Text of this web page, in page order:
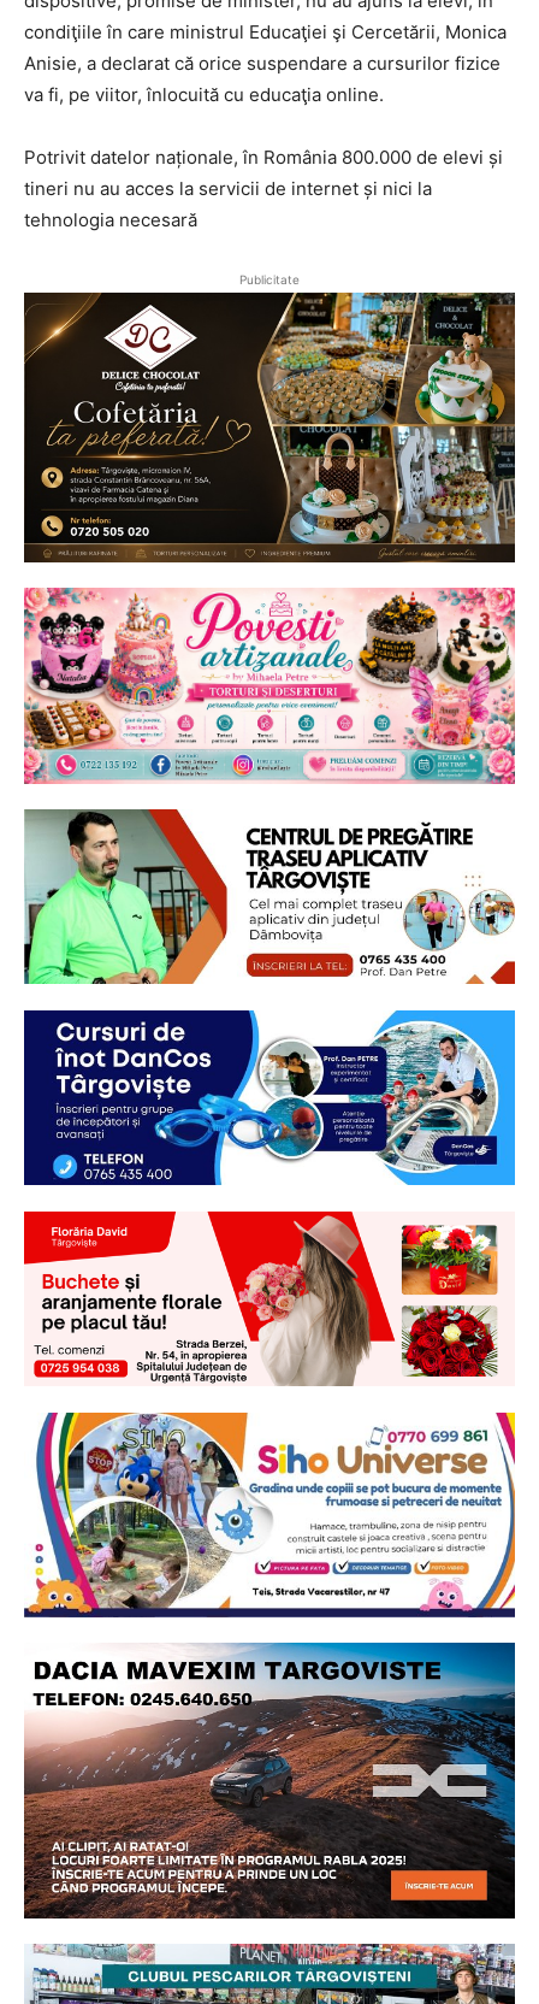
condiţiile în care ministrul Educaţiei şi Cercetării, Monica
Anisie, a declarat că orice suspendare a cursurilor fizice
va fi, pe viitor, înlocuită cu educaţia online.
Potrivit datelor naționale, în România 800.000 de elevi și
tineri nu au acces la servicii de internet și nici la
tehnologia necesară
Publicitate